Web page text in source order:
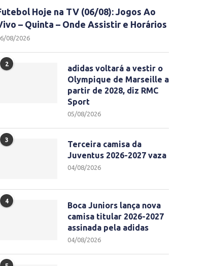
Hoje na TV (06/08): Jogos Ao
– Quinta – Onde Assistir e Horários
08/2026
2
adidas voltará a vestir o
Olympique de Marseille a
partir de 2028, diz RMC
Sport
05/08/2026
3
Terceira camisa da
Juventus 2026-2027 vaza
04/08/2026
4
Boca Juniors lança nova
camisa titular 2026-2027
assinada pela adidas
04/08/2026